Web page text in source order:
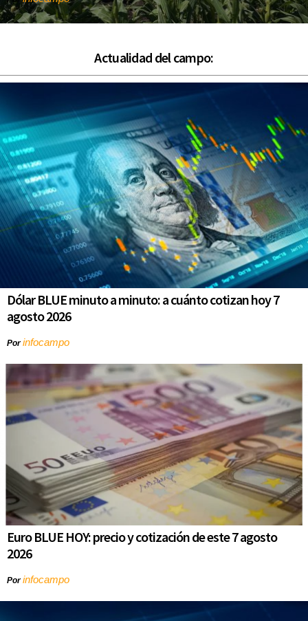
Actualidad del campo:
Dólar BLUE minuto a minuto: a cuánto cotizan hoy 7
agosto 2026
Porinfocampo
Euro BLUE HOY: precio y cotización de este 7 agosto
2026
Porinfocampo